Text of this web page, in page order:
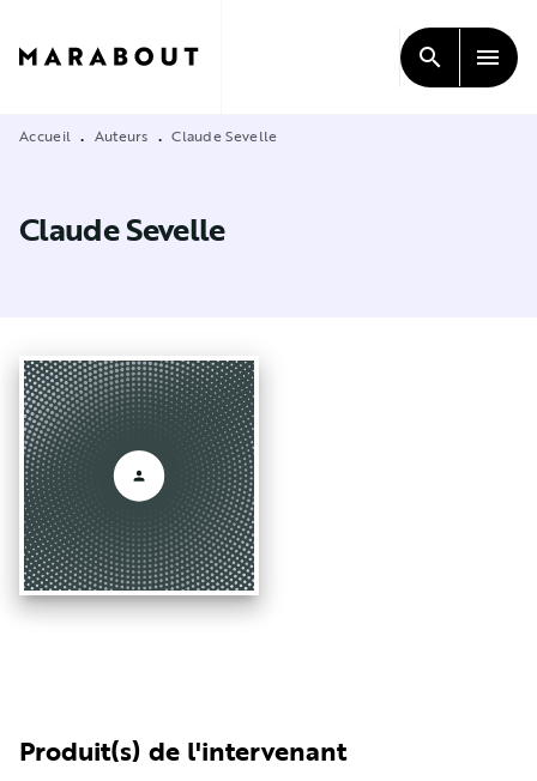
CONTENU
search menu
Accueil • Auteurs • Claude Sevelle
Claude Sevelle
Produit(s) de l'intervenant